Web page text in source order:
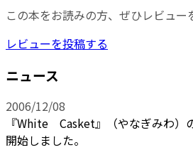
この本をお読みの方、ぜひレビュー
レビューを投稿する
ニュース
2006/12/08
『White Casket』（やなぎみわ）
開始しました。